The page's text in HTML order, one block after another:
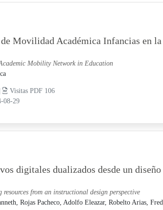
Movilidad Académica Infancias en la
Mobility Network in Education
Visitas PDF 106
08-29
digitales dualizados desde un
from an instructional design perspective
Rojas Pacheco, Adolfo Eleazar, Robelto Arias,